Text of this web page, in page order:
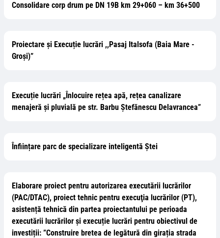
Consolidare corp drum pe DN 19B km 29+060 – km 36+500
Proiectare și Execuție lucrări ,,Pasaj Italsofa (Baia Mare -
Groși)”
Execuție lucrări „Înlocuire rețea apă, rețea canalizare
menajeră și pluvială pe str. Barbu Ștefănescu Delavrancea”
Înființare parc de specializare inteligentă Ștei
Elaborare proiect pentru autorizarea executării lucrărilor
(PAC/DTAC), proiect tehnic pentru execuţia lucrărilor (PT),
asistență tehnică din partea proiectantului pe perioada
executării lucrărilor și execuție lucrări pentru obiectivul de
investiții: ”Construire bretea de legătură din girația strada